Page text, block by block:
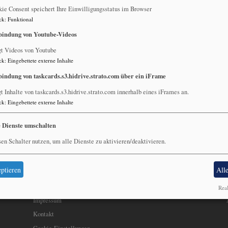
Zum Sonntag Exaudi hält Pfarrer Karl-Heinz Hillermeier in
mit Gott (Jeremia 31,31-34) mit dem Chorlied "Füll mich neu mit
Impressum
Kontakt
Consent speichert Ihre Einwilligungsstatus im Browser
: Funktional
von Youtube-Videos
Videos von Youtube
: Eingebettete externe Inhalte
von taskcards.s3.hidrive.strato.com über ein iFrame
Inhalte von taskcards.s3.hidrive.strato.com innerhalb eines iFrames an.
: Eingebettete externe Inhalte
umschalten
Schalter nutzen, um alle Dienste zu aktivieren/deaktivieren.